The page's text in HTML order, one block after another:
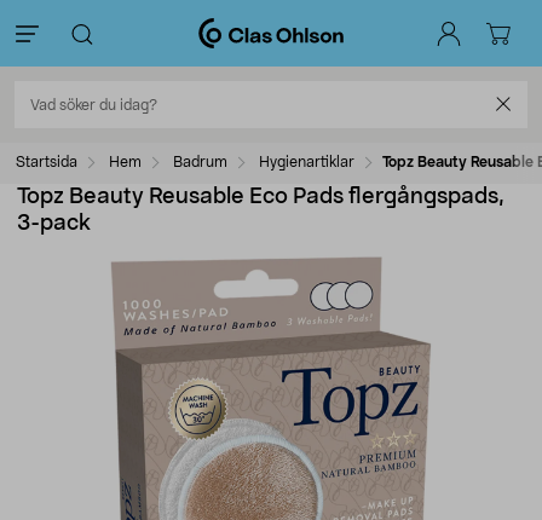
Startsida Hem Badrum Hygienartiklar Topz Beauty
Topz Beauty Reusable Eco Pads flergångspads,
3-pack